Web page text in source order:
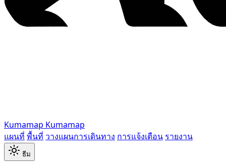
Kumamap Kumamap
แผนที่ พื้นที่ วางแผนการเดินทาง การแจ้งเตือน รายงาน
ธีม